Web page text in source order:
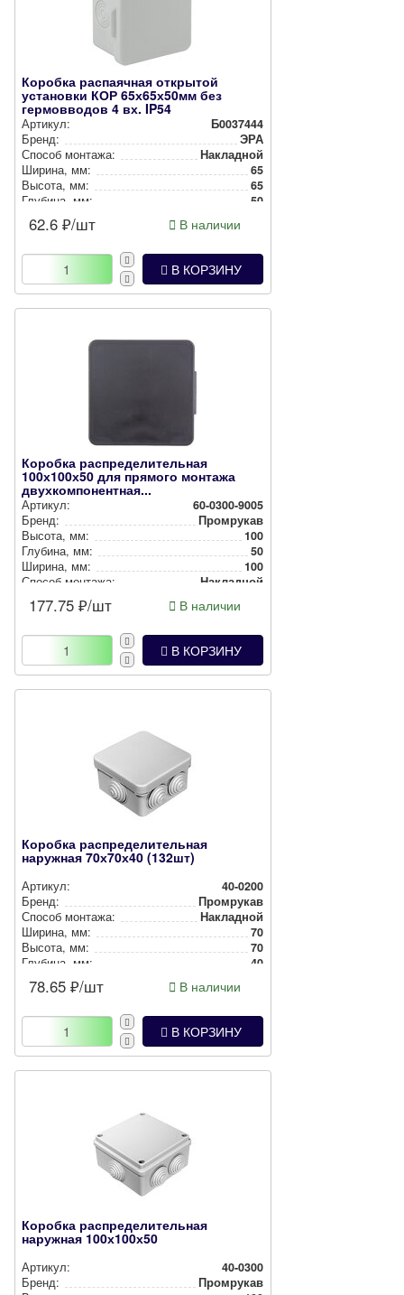
Коробка распаячная открытой
установки КОР 65х65х50мм без
гермовводов 4 вх. IP54
Артикул:
Б0037444
Бренд:
ЭРА
Способ монтажа:
Накладной
Ширина, мм:
65
Высота, мм:
65
Глубина, мм:
50
Степень защиты:
Цвет:
Серый
62.6 ₽/шт В наличии
В КОРЗИНУ
Коробка распределительная
100х100х50 для прямого монтажа
двухкомпонентная...
Артикул:
60-0300-9005
Бренд:
Промрукав
Высота, мм:
100
Глубина, мм:
50
Ширина, мм:
100
Способ монтажа:
Накладной
Степень защиты:
Цвет:
Черный
177.75 ₽/шт В наличии
В КОРЗИНУ
Коробка распределительная
наружная 70х70х40 (132шт)
Артикул:
40-0200
Бренд:
Промрукав
Способ монтажа:
Накладной
Ширина, мм:
70
Высота, мм:
70
Глубина, мм:
40
Степень защиты:
Цвет:
Серый
78.65 ₽/шт В наличии
В КОРЗИНУ
Коробка распределительная
наружная 100х100х50
Артикул:
40-0300
Бренд:
Промрукав